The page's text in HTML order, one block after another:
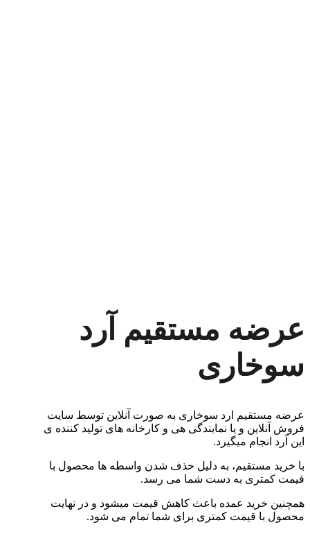
عرضه مستقیم آرد
سوخاری
عرضه مستقیم ارد سوخاری به صورت آنلاین توسط سایت
فروش آنلاین و یا نمایندگی هی و کارخانه های تولید کننده ی
این آرد انجام میگیرد.
با خرید مستقیم، به دلیل حذف شدن واسطه ها محصول با
قیمت کمتری به دست شما می رسد.
همچنین خرید عمده باعث کاهش قیمت میشود و در نهایت
محصول با قیمت کمتری برای شما تمام می شود.